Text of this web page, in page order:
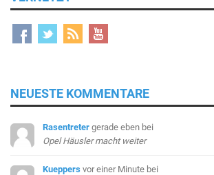
NEUESTE KOMMENTARE
Rasentreter gerade eben bei
Opel Häusler macht weiter
Kueppers vor einer Minute bei